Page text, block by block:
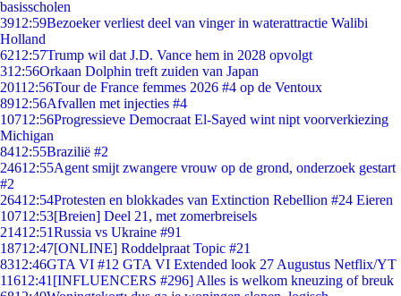
basisscholen
3912:59Bezoeker verliest deel van vinger in waterattractie Walibi
Holland
6212:57Trump wil dat J.D. Vance hem in 2028 opvolgt
312:56Orkaan Dolphin treft zuiden van Japan
20112:56Tour de France femmes 2026 #4 op de Ventoux
8912:56Afvallen met injecties #4
10712:56Progressieve Democraat El-Sayed wint nipt voorverkiezing
Michigan
8412:55Brazilië #2
24612:55Agent smijt zwangere vrouw op de grond, onderzoek gestart
#2
26412:54Protesten en blokkades van Extinction Rebellion #24 Eieren
10712:53[Breien] Deel 21, met zomerbreisels
21412:51Russia vs Ukraine #91
18712:47[ONLINE] Roddelpraat Topic #21
8312:46GTA VI #12 GTA VI Extended look 27 Augustus Netflix/YT
11612:41 [INFLUENCERS #296] Alles is welkom kneuzing of breuk